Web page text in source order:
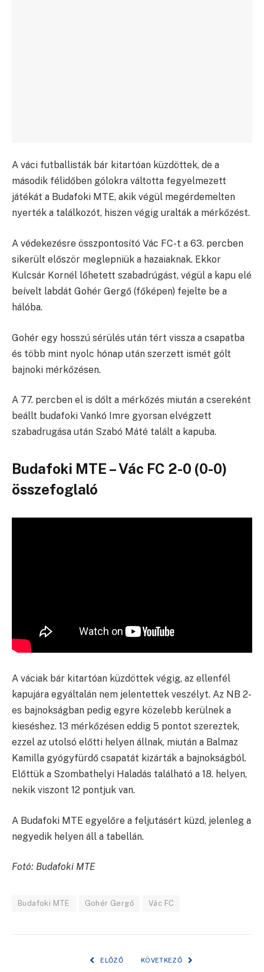
A váci futballisták bár kitartóan küzdöttek, de a
második félidőben gólokra váltotta fegyelmezett
játékát a Budafoki MTE, akik végül megérdemelten
nyerték a találkozót, hiszen végig uralták a mérkőzést.
A védekezésre összpontosító Vác FC-t a 63. percben
sikerült először meglepniük a hazaiaknak. Ekkor
Kulcsár Kornél lőhetett szabadrúgást, végül a kapu elé
beívelt labdát Gohér Gergő (főképen) fejelte be a
hálóba.
Gohér egy hosszú sérülés után tért vissza a csapatba
és több mint nyolc hónap után szerzett ismét gólt
bajnoki mérkőzésen.
A 77. percben el is dőlt a mérkőzés miután a csereként
beállt budafoki Vankó Imre gyorsan elvégzett
szabadrugása után Szabó Máté talált a kapuba.
Budafoki MTE – Vác FC 2-0 (0-0)
összefoglaló
A váciak bár kitartóan küzdöttek végig, az ellenfél
kapujára egyáltalán nem jelentettek veszélyt. Az NB 2-
es bajnokságban pedig egyre közelebb kerülnek a
kieséshez. 13 mérkőzésen eddig 5 pontot szereztek,
ezzel az utolsó előtti helyen állnak, miután a Balmaz
Kamilla gyógyfürdő csapatát kizárták a bajnokságból.
Előttük a Szombathelyi Haladás található a 18. helyen,
nekik viszont 12 pontjuk van.
A Budafoki MTE egyelőre a feljutásért küzd, jelenleg a
negyedik helyen áll a tabellán.
Fotó: Budafoki MTE
Budafoki MTE Gohér Gergő Vác FC
ELŐZŐ KÖVETKEZŐ